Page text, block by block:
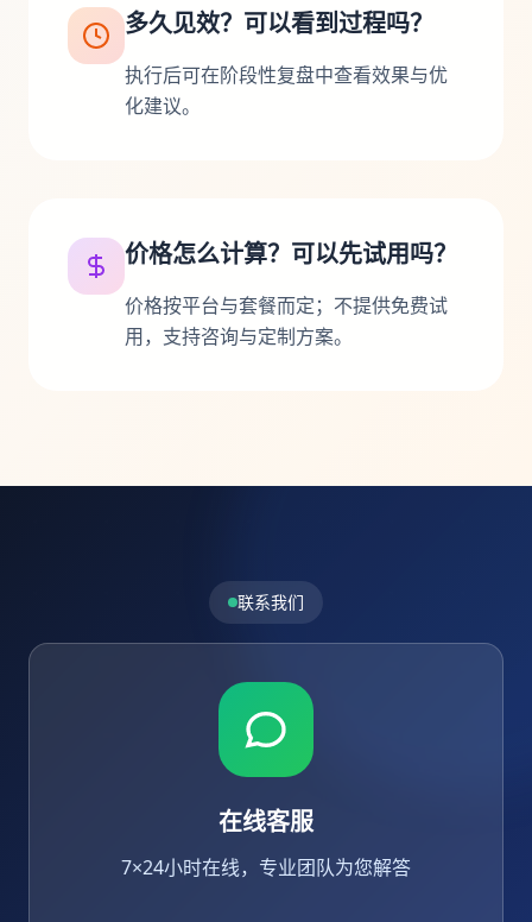
多久见效？可以看到过程吗？
执行后可在阶段性复盘中查看效果与优
化建议。
价格怎么计算？可以先试用吗？
价格按平台与套餐而定；不提供免费试
用，支持咨询与定制方案。
联系我们
在线客服
7×24小时在线，专业团队为您解答